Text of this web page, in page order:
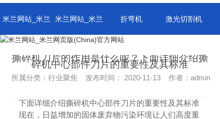
米兰网站_米兰
官方网站 米兰
网站_米兰网页
米兰网站_米兰
官方网站
折弯机 激光切割机
撕碎机刀片的作用是什么呢？下面详细介绍撕
碎机中心部件刀片的重要性及其标准
所属分类：行业聚焦 发布时间： 2020-11-13 作者：admin
下面详细介绍撕碎机中心部件刀片的重要性及其标准
现在，日益增加的固体废弃物污染环境让人们高度重